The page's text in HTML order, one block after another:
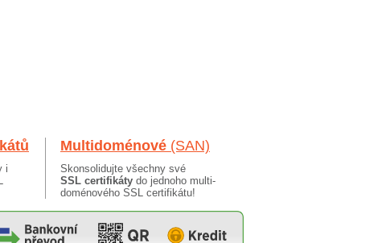
i
Multidoménové (SAN)
Skonsolidujte všechny své
SSL certifikáty do jednoho multi-
doménového SSL certifikátu!